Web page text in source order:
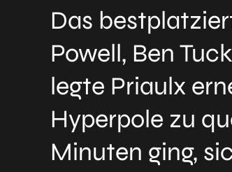
Das
Powell, Ben
legte Priaulx
Hyperpole zu
Minuten ging,